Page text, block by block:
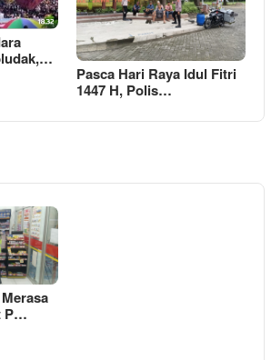
Pasca Hari Raya Idul Fitri
1447 H, Polis…
P…